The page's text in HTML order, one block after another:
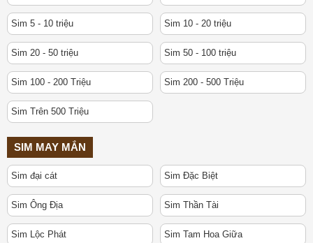
Sim 5 - 10 triệu Sim 10 - 20 triệu
Sim 20 - 50 triệu Sim 50 - 100 triệu
Sim 100 - 200 Triệu Sim 200 - 500 Triệu
Sim Trên 500 Triệu
SIM MAY MẮN
Sim đại cát Sim Đặc Biệt
Sim Ông Địa Sim Thần Tài
Sim Lộc Phát Sim Tam Hoa Giữa